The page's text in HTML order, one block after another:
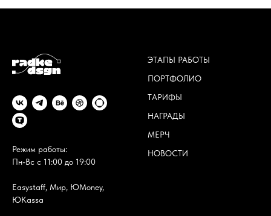
Режим работы:
Пн-Вс с 11:00 до 19:00
Easystaff, Мир, ЮMoney,
ЮKassa
ЭТАПЫ РАБОТЫ
ПОРТФОЛИО
ТАРИФЫ
НАГРАДЫ
МЕРЧ
НОВОСТИ